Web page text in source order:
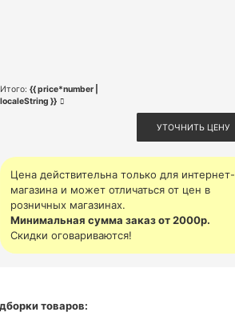
Итого: {{ price*number |
localeString }}
УТОЧНИТЬ ЦЕНУ
Цена действительна только для интернет-
магазина и может отличаться от цен в
розничных магазинах.
Минимальная сумма заказ от 2000р.
Скидки оговариваются!
товаров: